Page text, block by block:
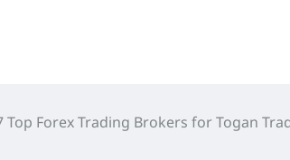
Top Forex Trading Brokers for Togan